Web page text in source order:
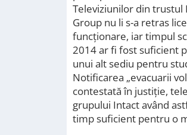
Televiziunilor din trustul
Group nu li s-a retras
funcţionare, iar timpul
2014 ar fi fost suficient
unui alt sediu pentru
Notificarea „evacuarii
contestată în justiție,
grupului Intact având
timp suficient pentru o